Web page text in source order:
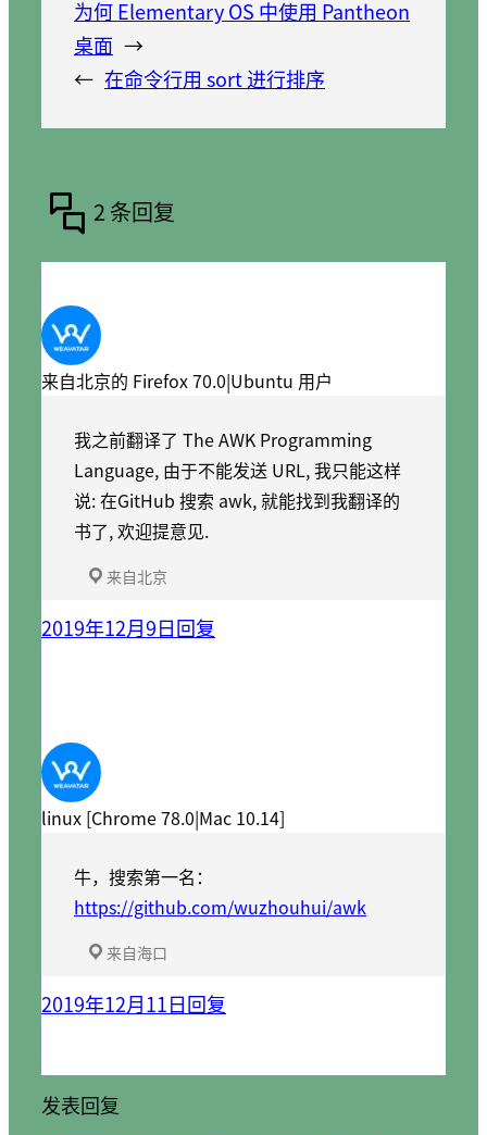
为何 Elementary OS 中使用 Pantheon
桌面 →
← 在命令行用 sort 进行排序
2 条回复
来自北京的 Firefox 70.0|Ubuntu 用户
我之前翻译了 The AWK Programming
Language, 由于不能发送 URL, 我只能这样
说: 在GitHub 搜索 awk, 就能找到我翻译的
书了, 欢迎提意见.
来自北京
2019年12月9日回复
linux [Chrome 78.0|Mac 10.14]
牛，搜索第一名：
https://github.com/wuzhouhui/awk
来自海口
2019年12月11日回复
发表回复